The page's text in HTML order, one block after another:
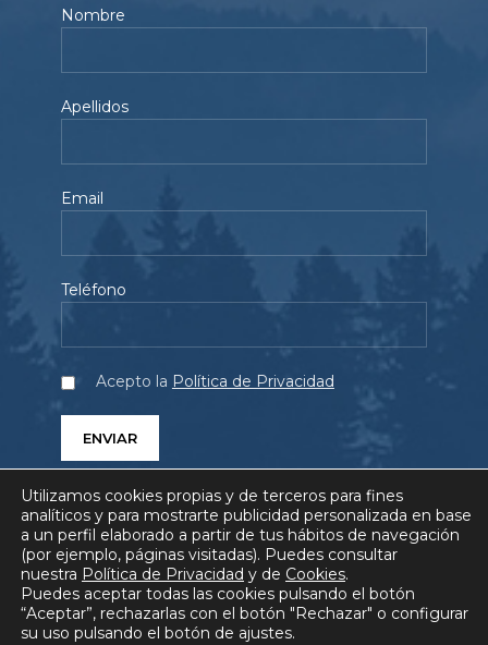
Nombre
Apellidos
Email
Teléfono
Acepto la Política de Privacidad
SERVICIOS PROYECTOS QUIÉNES SOMOS
BLOG COMUNICACIÓN FAQ
AVISO LEGAL POLÍTICA DE PRIVACIDAD
Utilizamos cookies propias y de terceros para fines
analíticos y para mostrarte publicidad personalizada en base
a un perfil elaborado a partir de tus hábitos de navegación
(por ejemplo, páginas visitadas). Puedes consultar
nuestra Política de Privacidad y de Cookies.
Puedes aceptar todas las cookies pulsando el botón
“Aceptar”, rechazarlas con el botón "Rechazar" o configurar
su uso pulsando el botón de ajustes.